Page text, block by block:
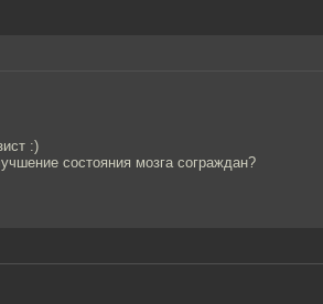
:)
состояния мозга сограждан?